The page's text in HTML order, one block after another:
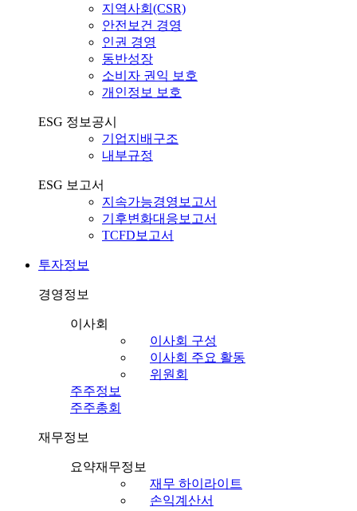
지역사회(CSR)
안전보건 경영
인권 경영
동반성장
소비자 권익 보호
개인정보 보호
ESG 정보공시
기업지배구조
내부규정
ESG 보고서
지속가능경영보고서
기후변화대응보고서
TCFD보고서
투자정보
경영정보
이사회
이사회 구성
이사회 주요 활동
위원회
주주정보
주주총회
재무정보
요약재무정보
재무 하이라이트
손익계산서